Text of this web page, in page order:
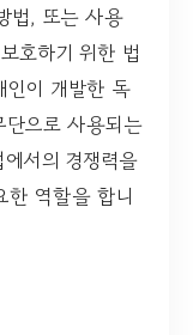
법, 또는 사용
호하기 위한 법
인이 개발한 독
단으로 사용되는
서의 경쟁력을
한 역할을 합니